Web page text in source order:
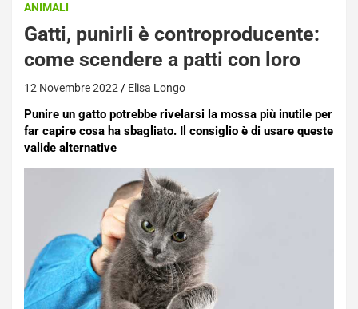
ANIMALI
Gatti, punirli è controproducente:
come scendere a patti con loro
12 Novembre 2022 Elisa Longo
Punire un gatto potrebbe rivelarsi la mossa più inutile per
far capire cosa ha sbagliato. Il consiglio è di usare queste
valide alternative